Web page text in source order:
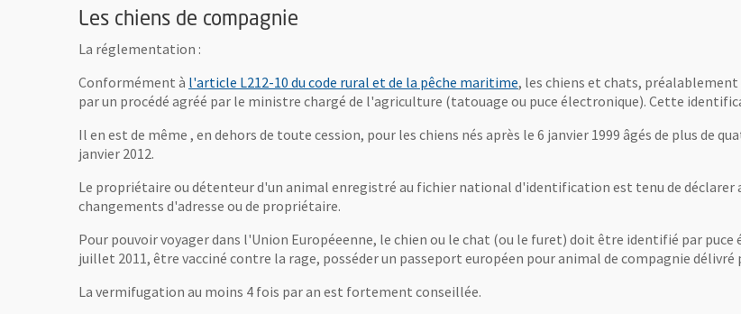
Les chiens de compagnie
La réglementation :
Conformément à l'article L212-10 du code rural et de la pêche maritime , Ouvre une nouvelle fenêtre
, les chiens et chats,
par un procédé agréé par le ministre chargé de l'agriculture (tatouage ou puce électronique). Cette
Il en est de même , en dehors de toute cession, pour les chiens nés après le 6 janvier 1999 âgés de plus de
janvier 2012.
Le propriétaire ou détenteur d'un animal enregistré au fichier national d'identification est tenu de déclarer
changements d'adresse ou de propriétaire.
Pour pouvoir voyager dans l'Union Européeenne, le chien ou le chat (ou le furet) doit être identifié par
juillet 2011, être vacciné contre la rage, posséder un passeport européen pour animal de compagnie
La vermifugation au moins 4 fois par an est fortement conseillée.